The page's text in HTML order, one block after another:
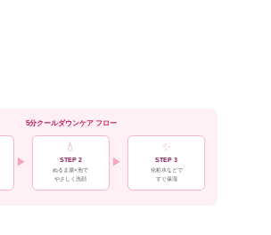
5分クールダウンケア フロー
▶
💧
STEP 2
ぬるま湯×泡で
やさしく洗顔
▶
✨
STEP 3
化粧水などで
すぐ保湿